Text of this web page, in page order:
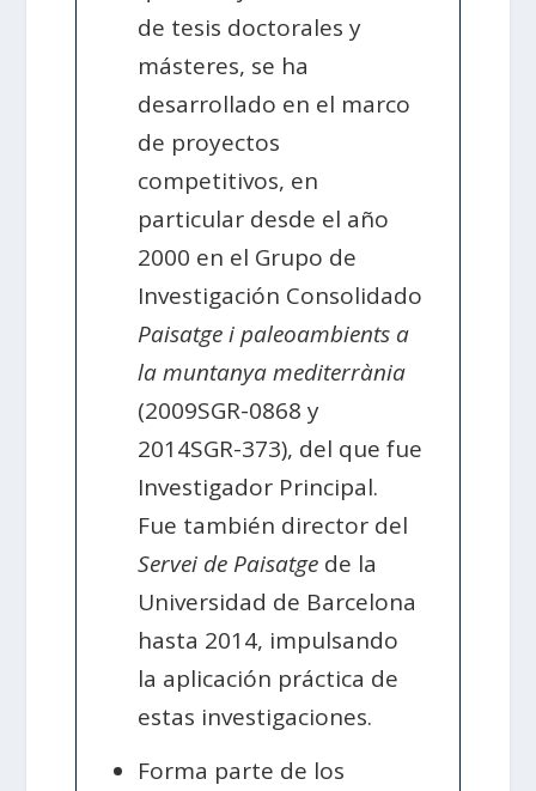
de tesis doctorales y
másteres, se ha
desarrollado en el marco
de proyectos
competitivos, en
particular desde el año
2000 en el Grupo de
Investigación Consolidado
Paisatge i paleoambients a
la muntanya mediterrània
(2009SGR-0868 y
2014SGR-373), del que fue
Investigador Principal.
Fue también director del
Servei de Paisatge de la
Universidad de Barcelona
hasta 2014, impulsando
la aplicación práctica de
estas investigaciones.
Forma parte de los